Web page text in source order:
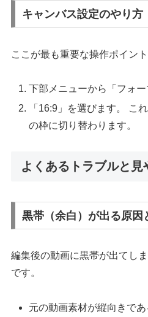
キャンバス設定のやり方
ここが最も重要な操作ポイント
下部メニューから「フォー
「16:9」を選びます。 こ
の枠に切り替わります。
よくあるトラブルと見
黒帯（余白）が出る原因
編集後の動画に黒帯が出てし
です。
元の動画素材が縦向きであ